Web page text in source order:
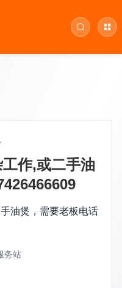
作,或二手油
油煲，需要老板电话
务站